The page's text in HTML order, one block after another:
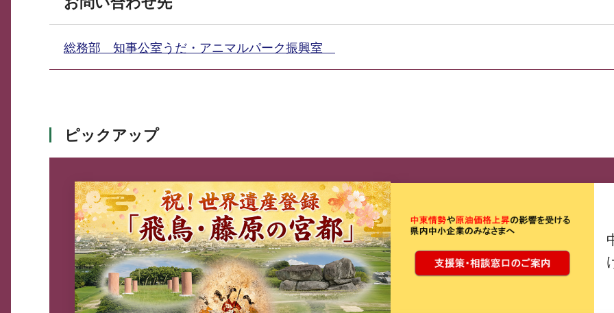
総務部 知事公室うだ・アニマルパーク振興室
ピックアップ